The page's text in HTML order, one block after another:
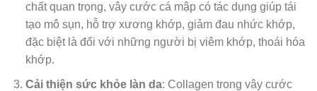
chất quan trọng, vây cước cá mập có tác dụng giúp tái
tạo mô sụn, hỗ trợ xương khớp, giảm đau nhức khớp,
đặc biệt là đối với những người bị viêm khớp, thoái hóa
khớp.
Cải thiện sức khỏe làn da: Collagen trong vây cước